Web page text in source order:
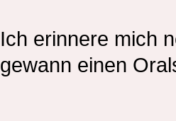
Ich erinnere mich
gewann einen